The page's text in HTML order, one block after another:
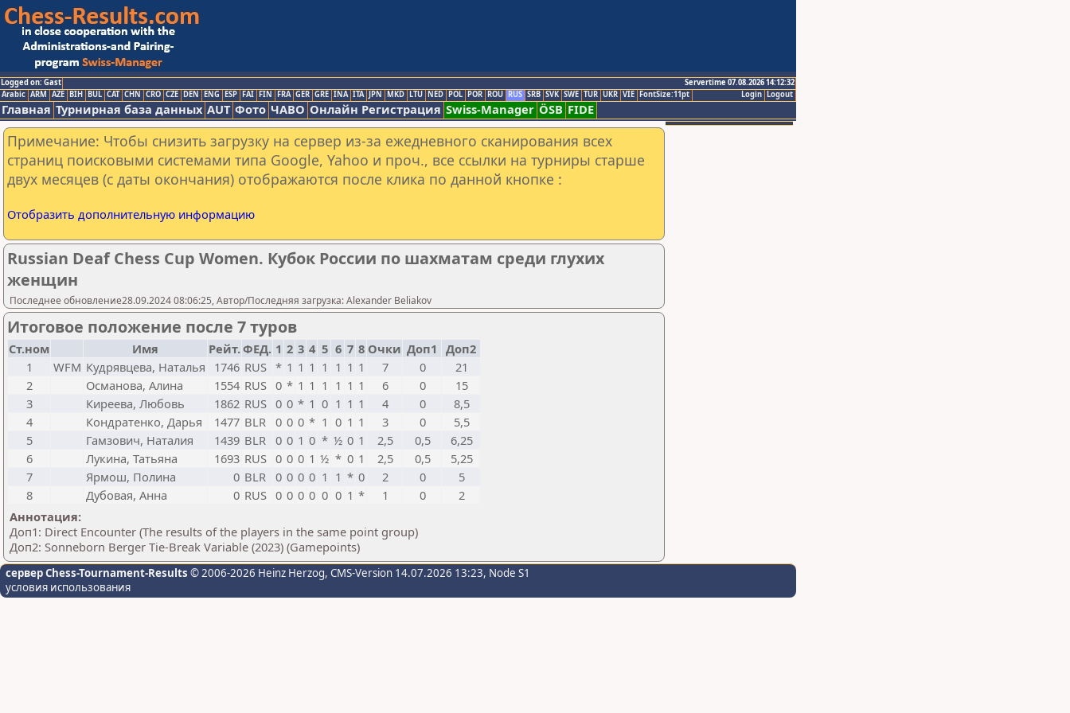
Logged on: Gast
Servertime 07.08.2026 14:12:32
Logout
Login
Arabic ARM AZE BIH BUL CAT CHN CRO CZE DEN ENG ESP FAI FIN FRA GER GRE INA ITA JPN MKD LTU NED POL POR ROU RUS SRB SVK SWE TUR UKR VIE FontSize:11pt
Главная Турнирная база данных AUT Фото ЧАВО Онлайн Регистрация Swiss-Manager ÖSB FIDE
Примечание: Чтобы снизить загрузку на сервер из-за ежедневного сканирования всех
страниц поисковыми системами типа Google, Yahoo и проч., все ссылки на турниры старше
двух месяцев (с даты окончания) отображаются после клика по данной кнопке :
Отобразить дополнительную информацию
Russian Deaf Chess Cup Women. Кубок России по шахматам среди глухих
женщин
Последнее обновление28.09.2024 08:06:25, Автор/Последняя загрузка: Alexander Beliakov
Итоговое положение после 7 туров
Ст.ном Имя Рейт.ФЕД. 1 2 3 4 5 6 7 8 Очки Доп1
Доп2
1
WFM Кудрявцева, Наталья 1746 RUS * 1 1 1 1 1 1 1 7 0
21
2
Османова, Алина 1554 RUS 0 * 1 1 1 1 1 1 6 0
15
3
Киреева, Любовь 1862 RUS 0 0 * 1 0 1 1 1 4 0
8,5
4
Кондратенко, Дарья 1477 BLR 0 0 0 * 1 0 1 1 3 0
5,5
5
Гамзович, Наталия 1439 BLR 0 0 1 0 * ½ 0 1 2,5 0,5
6,25
6
Лукина, Татьяна 1693 RUS 0 0 0 1 ½ * 0 1 2,5 0,5
5,25
7
Ярмош, Полина 0 BLR 0 0 0 0 1 1 * 0 2 0
5
8
Дубовая, Анна 0 RUS 0 0 0 0 0 0 1 * 1 0
2
Аннотация:
Доп1: Direct Encounter (The results of the players in the same point group)
Доп2: Sonneborn Berger Tie-Break Variable (2023) (Gamepoints)
сервер Chess-Tournament-Results © 2006-2026 Heinz Herzog, CMS-Version 14.07.2026 13:23, Node S1
условия использования